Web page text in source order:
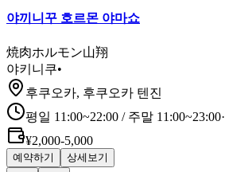
야끼니꾸 호르몬 야마쇼
焼肉ホルモン山翔
야키니쿠•
후쿠오카, 후쿠오카 텐진
평일 11:00~22:00 / 주말 11:00~23:00·
¥2,000-5,000
예약하기 상세보기